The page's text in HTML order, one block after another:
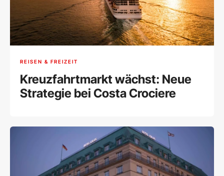
REISEN & FREIZEIT
Kreuzfahrtmarkt wächst: Neue
Strategie bei Costa Crociere